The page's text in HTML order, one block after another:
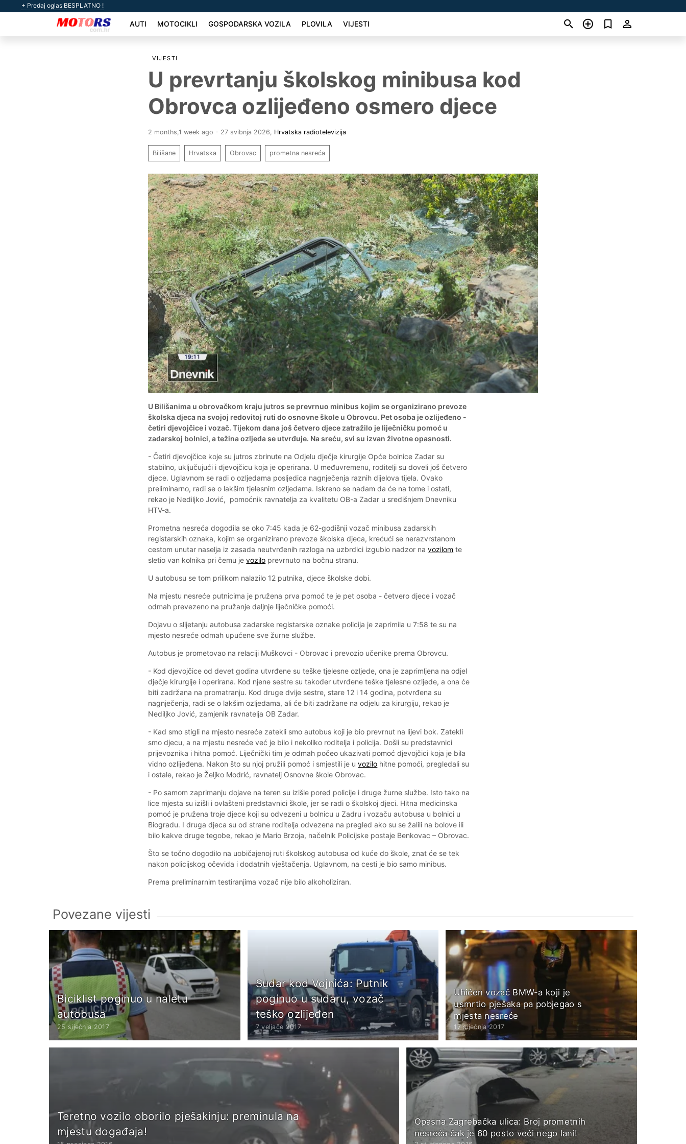
+ Predaj oglas BESPLATNO !
AUTI MOTOCIKLI GOSPODARSKA VOZILA PLOVILA VIJESTI
VIJESTI
U prevrtanju školskog minibusa kod
Obrovca ozlijeđeno osmero djece
2 months,1 week ago - 27 svibnja 2026 Hrvatska radiotelevizija
Bilišane Hrvatska Obrovac prometna nesreća
U Bilišanima u obrovačkom kraju jutros se prevrnuo minibus kojim se organizirano prevoze
školska djeca na svojoj redovitoj ruti do osnovne škole u Obrovcu. Pet osoba je ozlijeđeno -
četiri djevojčice i vozač. Tijekom dana još četvero djece zatražilo je liječničku pomoć u
zadarskoj bolnici, a težina ozljeda se utvrđuje. Na sreću, svi su izvan životne opasnosti.
- Četiri djevojčice koje su jutros zbrinute na Odjelu dječje kirurgije Opće bolnice Zadar su
stabilno, uključujući i djevojčicu koja je operirana. U međuvremenu, roditelji su doveli još četvero
djece. Uglavnom se radi o ozljedama posljedica nagnječenja raznih dijelova tijela. Ovako
preliminarno, radi se o lakšim tjelesnim ozljedama. Iskreno se nadam da će na tome i ostati,
rekao je Nediljko Jović, pomoćnik ravnatelja za kvalitetu OB-a Zadar u središnjem Dnevniku
HTV-a.
Prometna nesreća dogodila se oko 7:45 kada je 62-godišnji vozač minibusa zadarskih
registarskih oznaka, kojim se organizirano prevoze školska djeca, krećući se nerazvrstanom
cestom unutar naselja iz zasada neutvrđenih razloga na uzbrdici izgubio nadzor navozilom te
sletio van kolnika pri čemu jevozilo prevrnuto na bočnu stranu.
U autobusu se tom prilikom nalazilo 12 putnika, djece školske dobi.
Na mjestu nesreće putnicima je pružena prva pomoć te je pet osoba - četvero djece i vozač
odmah prevezeno na pružanje daljnje liječničke pomoći.
Dojavu o slijetanju autobusa zadarske registarske oznake policija je zaprimila u 7:58 te su na
mjesto nesreće odmah upućene sve žurne službe.
Autobus je prometovao na relaciji Muškovci - Obrovac i prevozio učenike prema Obrovcu.
- Kod djevojčice od devet godina utvrđene su teške tjelesne ozljede, ona je zaprimljena na odjel
dječje kirurgije i operirana. Kod njene sestre su također utvrđene teške tjelesne ozljede, a ona će
biti zadržana na promatranju. Kod druge dvije sestre, stare 12 i 14 godina, potvrđena su
nagnječenja, radi se o lakšim ozljedama, ali će biti zadržane na odjelu za kirurgiju, rekao je
Nediljko Jović, zamjenik ravnatelja OB Zadar.
- Kad smo stigli na mjesto nesreće zatekli smo autobus koji je bio prevrnut na lijevi bok. Zatekli
smo djecu, a na mjestu nesreće već je bilo i nekoliko roditelja i policija. Došli su predstavnici
prijevoznika i hitna pomoć. Liječnički tim je odmah počeo ukazivati pomoć djevojčici koja je bila
vidno ozlijeđena. Nakon što su njoj pružili pomoć i smjestili je uvozilo hitne pomoći, pregledali su
i ostale, rekao je Željko Modrić, ravnatelj Osnovne škole Obrovac.
- Po samom zaprimanju dojave na teren su izišle pored policije i druge žurne službe. Isto tako na
lice mjesta su izišli i ovlašteni predstavnici škole, jer se radi o školskoj djeci. Hitna medicinska
pomoć je pružena troje djece koji su odvezeni u bolnicu u Zadru i vozaču autobusa u bolnici u
Biogradu. I druga djeca su od strane roditelja odvezena na pregled ako su se žalili na bolove ili
bilo kakve druge tegobe, rekao je Mario Brzoja, načelnik Policijske postaje Benkovac – Obrovac.
Što se točno dogodilo na uobičajenoj ruti školskog autobusa od kuće do škole, znat će se tek
nakon policijskog očevida i dodatnih vještačenja. Uglavnom, na cesti je bio samo minibus.
Prema preliminarnim testiranjima vozač nije bilo alkoholiziran.
Povezane vijesti
Biciklist poginuo u naletu
autobusa
25 siječnja 2017
Sudar kod Vojnića: Putnik
poginuo u sudaru, vozač
teško ozlijeđen
7 veljače 2017
Uhićen vozač BMW-a koji je
usmrtio pješaka pa pobjegao s
mjesta nesreće
17 siječnja 2017
Teretno vozilo oborilo pješakinju: preminula na
mjestu događaja!
Opasna Zagrebačka ulica: Broj prometnih
nesreća čak je 60 posto veći nego lani!